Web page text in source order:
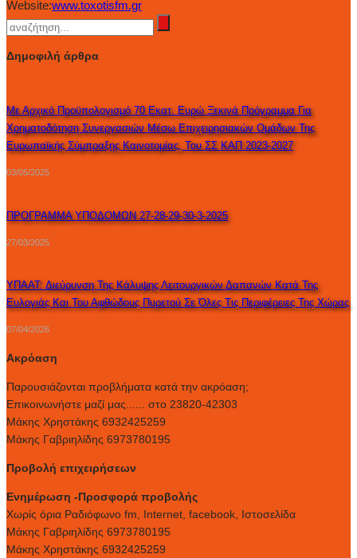
Website:www.toxotisfm.gr
Δημοφιλή άρθρα
Με Αρχικό Προϋπολογισμό 70 Εκατ. Ευρώ Ξεκινά Πρόγραμμα Για
Χρηματοδότηση Συνεργασιών Μέσω Επιχειρησιακών Ομάδων Της
Ευρωπαϊκής Σύμπραξης Καινοτομίας, Του ΣΣ ΚΑΠ 2023-2027
03/05/2025
ΠΡΟΓΡΑΜΜΑ ΥΠΟΔΟΜΩΝ 27-28-29-30-3-2025
27/03/2025
ΥΠΑΑΤ: Διεύρυνση Της Κάλυψης Λειτουργικών Δαπανών Κατά Της
Ευλογιάς Και Του Αφθώδους Πυρετού Σε Όλες Τις Περιφέρειες Της Χώρας
07/04/2026
Ακρόαση
Παρουσιάζονται προβλήματα κατά την ακρόαση;
Επικοινωνήστε μαζί μας...... στο 23820-42303
Μάκης Χρηστάκης 6932425259
Μάκης Γαβριηλίδης 6973780195
Προβολή επιχειρήσεων
Ενημέρωση -Προσφορά προβολής
Xωρίς όρια Ραδιόφωνο fm, Internet, facebook, Ιστοσελίδα
Μάκης Γαβριηλίδης 6973780195
Μάκης Χρηστάκης 6932425259